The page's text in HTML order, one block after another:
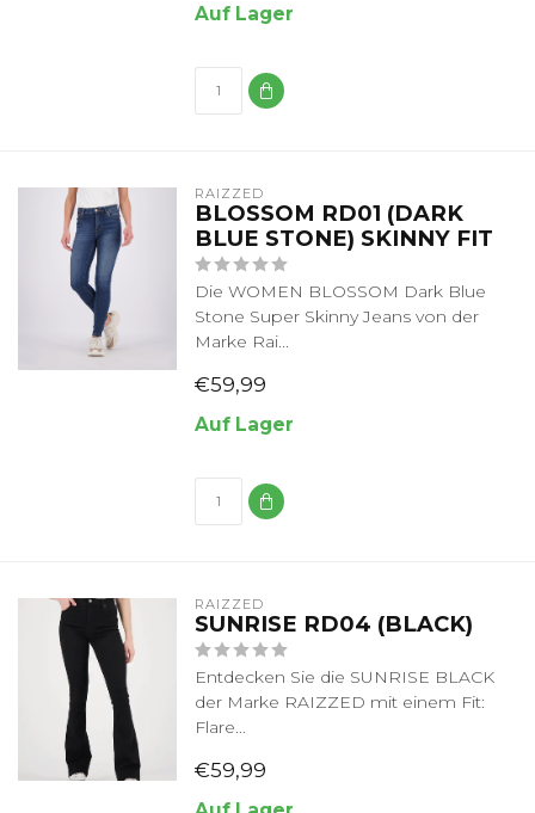
Auf Lager
RAIZZED
BLOSSOM RD01 (DARK
BLUE STONE) SKINNY FIT
Die WOMEN BLOSSOM Dark Blue
Stone Super Skinny Jeans von der
Marke Rai...
€59,99
Auf Lager
RAIZZED
SUNRISE RD04 (BLACK)
Entdecken Sie die SUNRISE BLACK
der Marke RAIZZED mit einem Fit:
Flare...
€59,99